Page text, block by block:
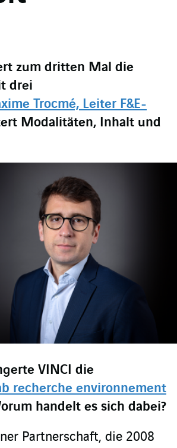
zum dritten Mal die
drei
Trocmé, Leiter F&E-
Modalitäten, Inhalt und
VINCI die
recherche environnement
handelt es sich dabei?
Partnerschaft, die 2008